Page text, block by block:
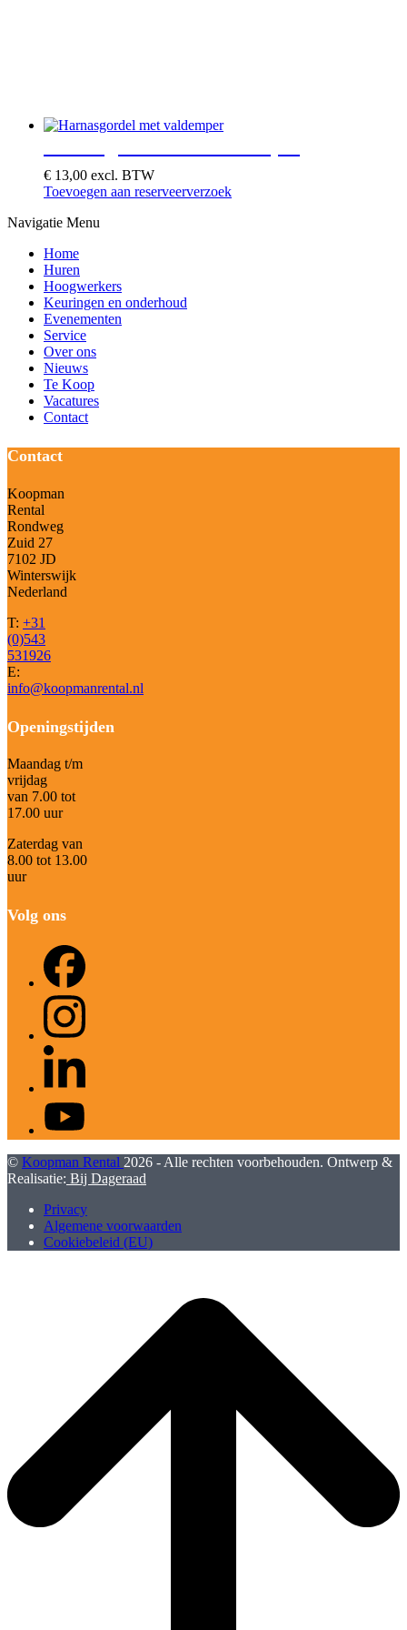
€ 13,00 excl. BTW
Toevoegen aan reserveerverzoek
Navigatie Menu
Home
Huren
Hoogwerkers
Keuringen en onderhoud
Evenementen
Service
Over ons
Nieuws
Te Koop
Vacatures
Contact
Contact
Koopman
Rental
Rondweg
Zuid 27
7102 JD
Winterswijk
Nederland
T: +31
(0)543
531926
E:
info@koopmanrental.nl
Openingstijden
Maandag t/m
vrijdag
van 7.00 tot
17.00 uur
Zaterdag van
8.00 tot 13.00
uur
Volg ons
Instagram
© Koopman Rental 2026 - Alle rechten voorbehouden. Ontwerp &
Realisatie: Bij Dageraad
Privacy
Algemene voorwaarden
Cookiebeleid (EU)